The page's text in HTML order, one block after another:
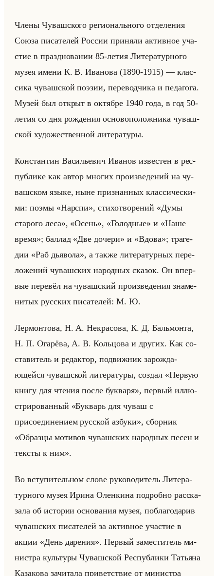
Члены Чу­ваш­ско­го ре­ги­онально­го от­де­ле­ния
Союза пи­са­те­лей Рос­сии при­ня­ли ак­тив­ное уча­
стие в празд­но­ва­нии 85-летия Ли­те­ра­тур­но­го
музея имени К. В. Ива­но­ва (1890-1915) — клас­
си­ка чу­ваш­ской по­эзии, пе­ре­вод­чи­ка и пе­да­го­га.
Музей был от­крыт в ок­тяб­ре 1940 года, в год 50-
летия со дня рож­де­ния ос­но­во­по­лож­ни­ка чу­ваш­
ской ху­до­же­ствен­ной ли­те­ра­ту­ры.
Кон­стан­тин Ва­си­лье­вич Ива­нов из­ве­стен в рес­
пуб­ли­ке как автор мно­гих про­из­ве­де­ний на чу­
ваш­ском языке, ныне при­знан­ных клас­си­че­ски­
ми: поэмы «Нарспи», сти­хо­тво­ре­ний «Думы
старого леса», «Осень», «Голодные» и «Наше
время»; бал­лад «Две дочери» и «Вдова»; тра­ге­
дии «Раб дьявола», а также ли­те­ра­тур­ных пе­ре­
ло­же­ний чу­ваш­ских на­род­ных ска­зок. Он впер­
вые пе­ре­вёл на чу­ваш­ский про­из­ве­де­ния зна­ме­
ни­тых рус­ских пи­са­те­лей: М. Ю.
Лер­мон­то­ва, Н. А. Некра­со­ва, К. Д. Бальмон­та,
Н. П. Ога­рё­ва, А. В. Кольцо­ва и дру­гих. Как со­
ста­ви­тель и ре­дак­тор, по­движ­ник за­рож­да­
ющейся чу­ваш­ской ли­те­ра­ту­ры, со­здал «Первую
книгу для чтения после букваря», пер­вый ил­лю­
стри­ро­ван­ный «Букварь для чуваш с
присоединением русской азбуки», сбор­ник
«Образцы мотивов чувашских народных песен и
тексты к ним».
Во всту­пи­тельном слове ру­ко­во­ди­тель Ли­те­ра­
тур­но­го музея Ирина Олен­ки­на по­дроб­но рас­ска­
за­ла об ис­то­рии ос­но­ва­ния музея, по­бла­го­да­рив
чу­ваш­ских пи­са­те­лей за ак­тив­ное уча­стие в
акции «День дарения». Пер­вый за­ме­сти­тель ми­
ни­стра культу­ры Чу­ваш­ской Рес­пуб­ли­ки Та­тья­на
Ка­за­ко­ва за­чи­та­ла при­вет­ствие от ми­ни­стра